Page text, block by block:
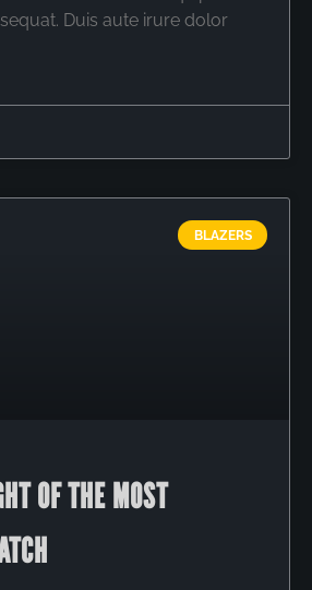
Duis aute irure dolor
BLAZERS
OF THE MOST